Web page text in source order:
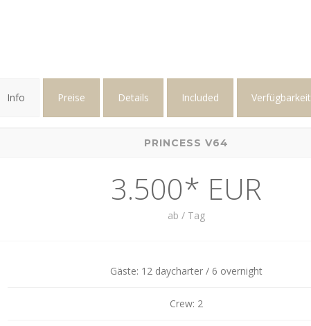
Info Preise Details Included Verfügbarkeit
PRINCESS V64
3.500* EUR
ab / Tag
Gäste: 12 daycharter / 6 overnight
Crew: 2